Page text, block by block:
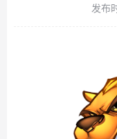
发布